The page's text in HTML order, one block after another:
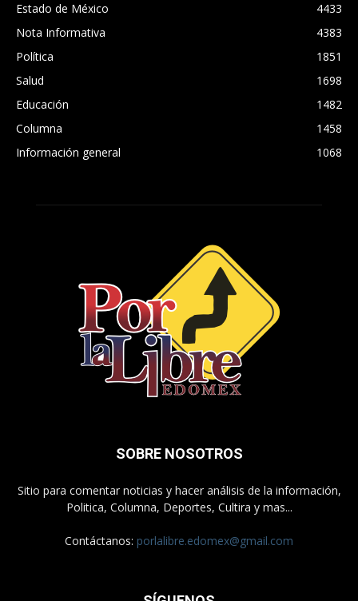
Estado de México
4433
Nota Informativa
4383
Política
1851
Salud
1698
Educación
1482
Columna
1458
Información general
1068
SOBRE NOSOTROS
Sitio para comentar noticias y hacer análisis de la información,
Politica, Columna, Deportes, Cultira y mas...
Contáctanos: porlalibre.edomex@gmail.com